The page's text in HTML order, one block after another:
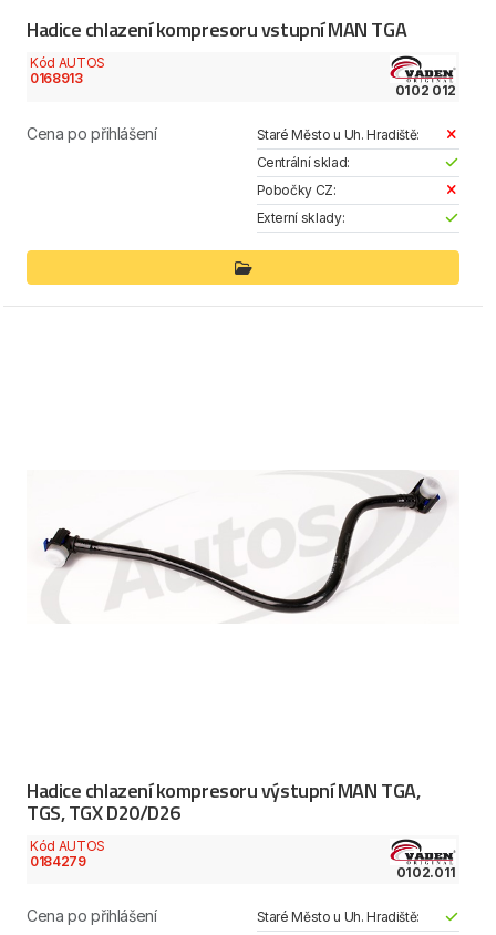
Hadice chlazení kompresoru vstupní MAN TGA
Kód AUTOS
0168913
0102 012
Cena po přihlášení
Staré Město u Uh. Hradiště:
Centrální sklad:
Pobočky CZ:
Externí sklady:
Hadice chlazení kompresoru výstupní MAN TGA,
TGS, TGX D20/D26
Kód AUTOS
0184279
0102.011
Cena po přihlášení
Staré Město u Uh. Hradiště: